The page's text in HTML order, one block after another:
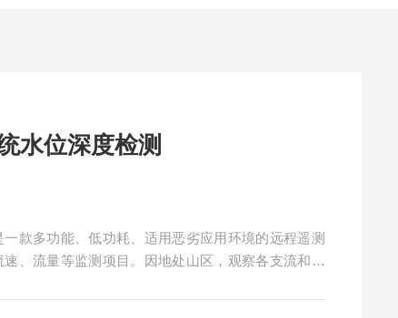
水位深度检测
款多功能、低功耗、适用恶劣应用环境的远程遥测
、流量等监测项目。因地处山区，观察各支流和上